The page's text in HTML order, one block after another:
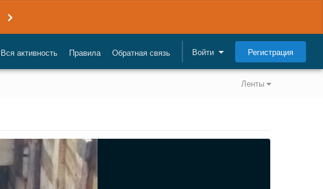
Вся активность Правила Обратная связь Войти Регистрация
Ленты